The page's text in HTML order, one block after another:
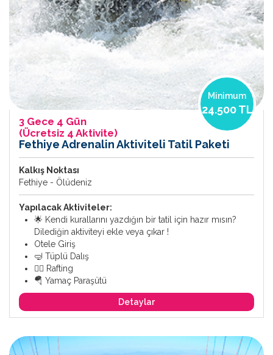
3 Gece 4 Gün
(Ücretsiz 4 Aktivite)
Fethiye Adrenalin Aktiviteli Tatil Paketi
Kalkış Noktası
Fethiye - Ölüdeniz
Yapılacak Aktiviteler:
🌟 Kendi kurallarını yazdığın bir tatil için hazır mısın?
Dilediğin aktiviteyi ekle veya çıkar !
Otele Giriş
🤿 Tüplü Dalış
🚣‍♂️ Rafting
🪂 Yamaç Paraşütü
Detaylar
Minimum
24.500 TL